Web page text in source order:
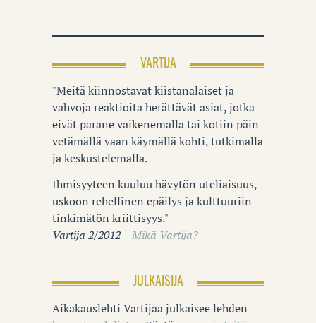
VARTIJA
"Meitä kiinnostavat kiistanalaiset ja
vahvoja reaktioita herättävät asiat, jotka
eivät parane vaikenemalla tai kotiin päin
vetämällä vaan käymällä kohti, tutkimalla
ja keskustelemalla.
Ihmisyyteen kuuluu hävytön uteliaisuus,
uskoon rehellinen epäilys ja kulttuuriin
tinkimätön kriittisyys."
Vartija 2/2012 –Mikä Vartija?
JULKAISIJA
Aikakauslehti Vartijaa julkaisee lehden